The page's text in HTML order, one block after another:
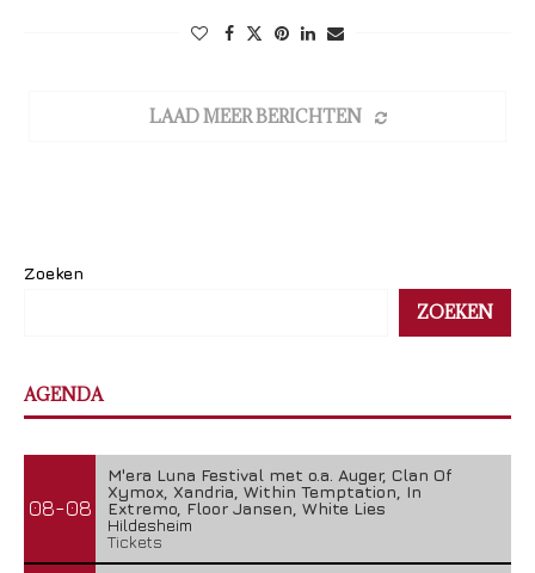
LAAD MEER BERICHTEN
Zoeken
ZOEKEN
AGENDA
08-08
M'era Luna Festival met o.a. Auger, Clan Of
Xymox, Xandria, Within Temptation, In
Extremo, Floor Jansen, White Lies
Hildesheim
Tickets